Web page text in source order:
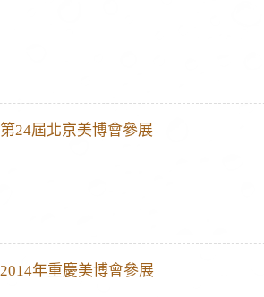
第24屆北京美博會參展
2014年重慶美博會參展